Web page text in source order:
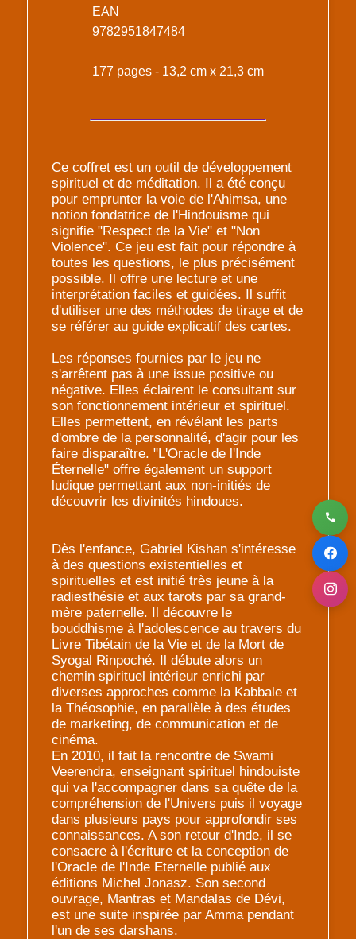
EAN
9782951847484
177 pages - 13,2 cm x 21,3 cm
Ce coffret est un outil de développement
spirituel et de méditation. Il a été conçu
pour emprunter la voie de l'Ahimsa, une
notion fondatrice de l'Hindouisme qui
signifie "Respect de la Vie" et "Non
Violence". Ce jeu est fait pour répondre à
toutes les questions, le plus précisément
possible. Il offre une lecture et une
interprétation faciles et guidées. Il suffit
d'utiliser une des méthodes de tirage et de
se référer au guide explicatif des cartes.
Les réponses fournies par le jeu ne
s'arrêtent pas à une issue positive ou
négative. Elles éclairent le consultant sur
son fonctionnement intérieur et spirituel.
Elles permettent, en révélant les parts
d'ombre de la personnalité, d'agir pour les
faire disparaître. "L'Oracle de l'Inde
Éternelle" offre également un support
ludique permettant aux non-initiés de
découvrir les divinités hindoues.
Dès l'enfance, Gabriel Kishan s'intéresse
à des questions existentielles et
spirituelles et est initié très jeune à la
radiesthésie et aux tarots par sa grand-
mère paternelle. Il découvre le
bouddhisme à l'adolescence au travers du
Livre Tibétain de la Vie et de la Mort de
Syogal Rinpoché. Il débute alors un
chemin spirituel intérieur enrichi par
diverses approches comme la Kabbale et
la Théosophie, en parallèle à des études
de marketing, de communication et de
cinéma.
En 2010, il fait la rencontre de Swami
Veerendra, enseignant spirituel hindouiste
qui va l'accompagner dans sa quête de la
compréhension de l'Univers puis il voyage
dans plusieurs pays pour approfondir ses
connaissances. A son retour d'Inde, il se
consacre à l'écriture et la conception de
l'Oracle de l'Inde Eternelle publié aux
éditions Michel Jonasz. Son second
ouvrage, Mantras et Mandalas de Dévi,
est une suite inspirée par Amma pendant
l'un de ses darshans.